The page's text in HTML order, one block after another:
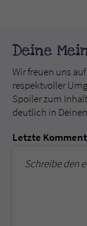
Deine
Wir freuen uns
respektvoller
Spoiler zum
deutlich in
Letzte
Schreibe den